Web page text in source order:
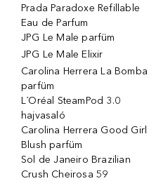
Prada Paradoxe Refillable
Eau de Parfum
JPG Le Male parfüm
JPG Le Male Elixir
Carolina Herrera La Bomba
parfüm
L´Oréal SteamPod 3.0
hajvasaló
Carolina Herrera Good Girl
Blush parfüm
Sol de Janeiro Brazilian
Crush Cheirosa 59